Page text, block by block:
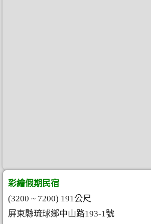
彩繪假期民宿
(3200 ~ 7200) 191公尺
屏東縣琉球鄉中山路193-1號